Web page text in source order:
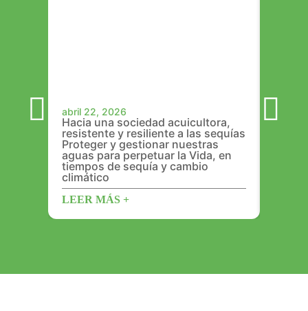
abril 22, 2026
Hacia una sociedad acuicultora,
resistente y resiliente a las sequías
Proteger y gestionar nuestras
aguas para perpetuar la Vida, en
tiempos de sequía y cambio
climático
LEER MÁS +